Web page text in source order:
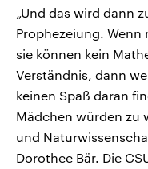
„Und das wird dann
Prophezeiung.
sie können kein
Verständnis, dann
keinen Spaß daran
Mädchen würden zu
und
Dorothee Bär. Die